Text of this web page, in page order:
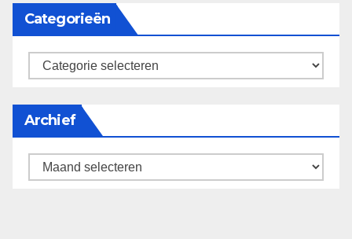
Categorieën
categorieën
Archief
Archief